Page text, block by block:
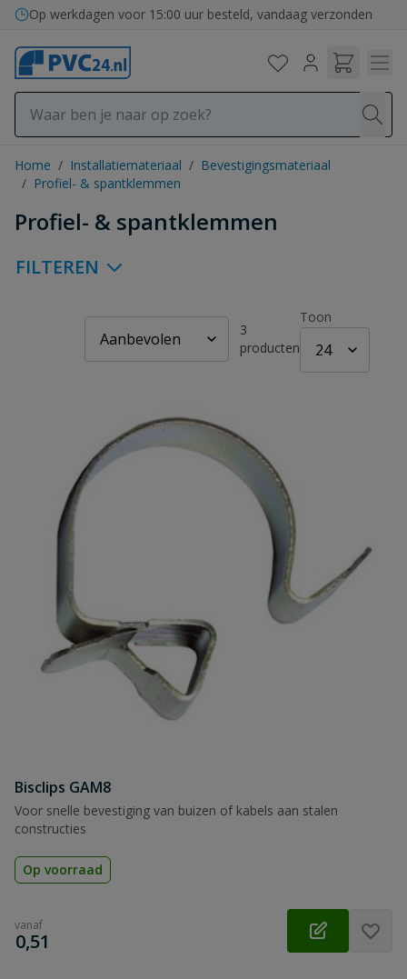
Ga naar de inhoud
Op werkdagen voor 15:00 uur besteld, vandaag verzonden
Home / Installatiemateriaal / Bevestigingsmateriaal
/ Profiel- & spantklemmen
Profiel- & spantklemmen
FILTEREN
3
producten
Toon
Bisclips GAM8
Voor snelle bevestiging van buizen of kabels aan stalen
constructies
Op voorraad
vanaf
€
0,51